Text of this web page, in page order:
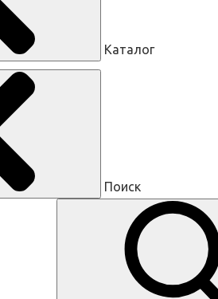
Каталог
Поиск